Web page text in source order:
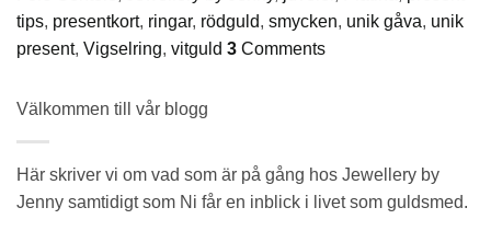
tips, presentkort, ringar, rödguld, smycken, unik gåva, unik
present, Vigselring, vitguld 3 Comments
Välkommen till vår blogg
Här skriver vi om vad som är på gång hos Jewellery by
Jenny samtidigt som Ni får en inblick i livet som guldsmed.